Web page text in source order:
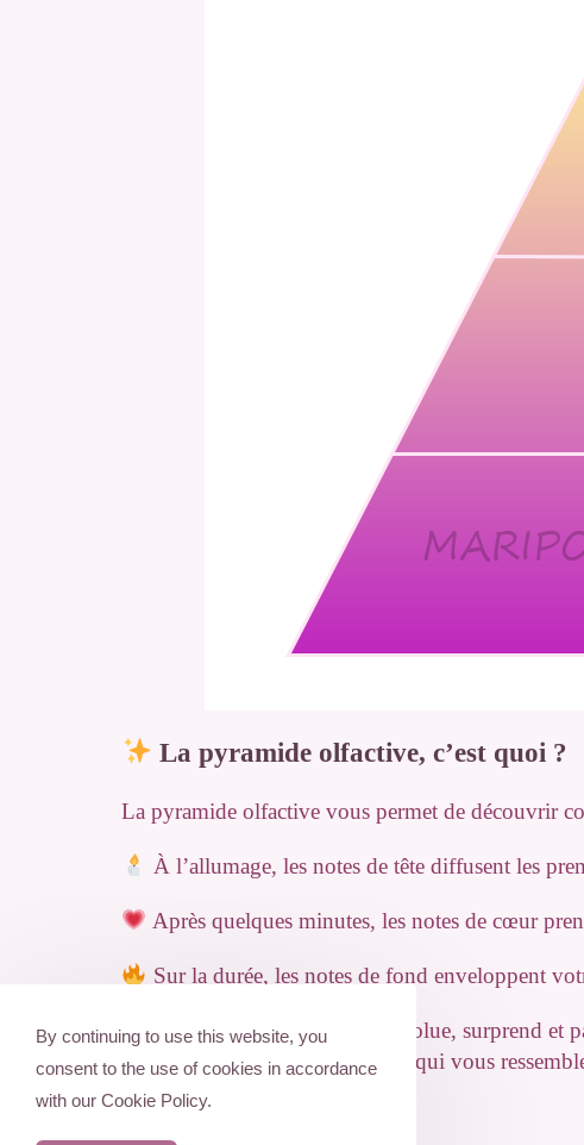
La pyramide olfactive, c’est quoi ?
La pyramide olfactive vous permet de découvrir
À l’allumage, les notes de tête diffusent les
Après quelques minutes, les notes de cœur
Sur la durée, les notes de fond enveloppent
Résultat ?Une bougie qui évolue, surprend
Parfait pour choisir une bougie qui vous
By continuing to use this website, you
consent to the use of cookies in accordance
with our Cookie Policy.